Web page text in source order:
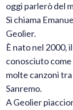
oggi parlerò del
Si chiama
Geolier.
È nato nel 2000,
conosciuto
molte canzoni
Sanremo.
A Geolier